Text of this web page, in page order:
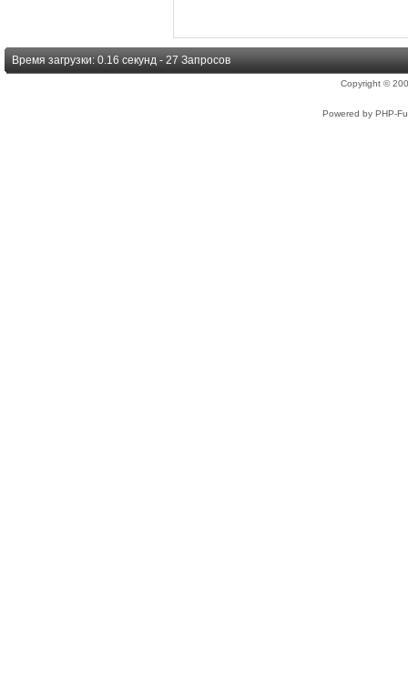
Время загрузки: 0.16 секунд - 27 Запросов
Copyright ©
Powered by PHP-